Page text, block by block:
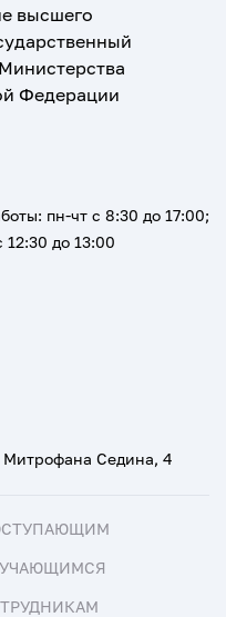
высшего
Федерации
Митрофана Седина, 4
пн-чт с 8:30 до 17:00;
12:30 до 13:00